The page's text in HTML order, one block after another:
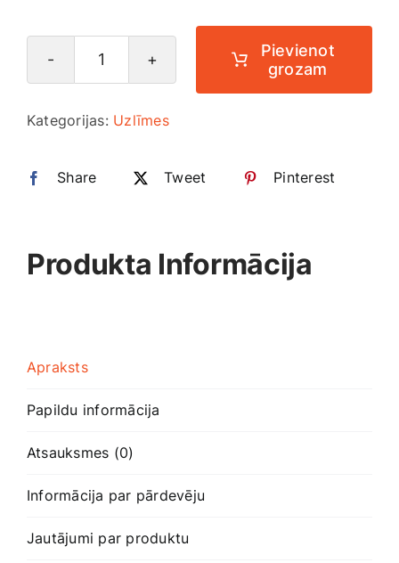
Automašīnas
stikla
uzlīme
Pievienot
grozam
Kategorijas: Uzlīmes
Share Tweet Pinterest
Produkta Informācija
Apraksts
Papildu informācija
Atsauksmes (0)
Informācija par pārdevēju
Jautājumi par produktu